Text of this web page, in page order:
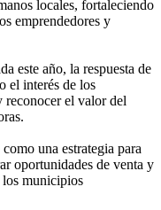
locales, fortaleciendo
emprendedores y
este año, la respuesta de
el interés de los
reconocer el valor del
una estrategia para
oportunidades de venta y
municipios